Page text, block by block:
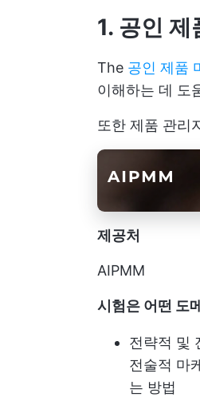
1. 공인
The 공인 제품
이해하는 데 도
또한 제품 관리
제공처
AIPMM
시험은 어떤 도
전략적 및
전술적 마
는 방법